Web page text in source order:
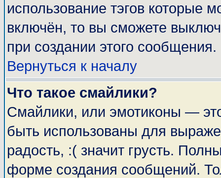
использование тэгов которые
включён, то вы сможете
при создании этого сообщения.
Вернуться к началу
Что такое смайлики?
Смайлики, или эмотиконы —
быть использованы для
радость, :( значит грусть.
форме создания сообщений.